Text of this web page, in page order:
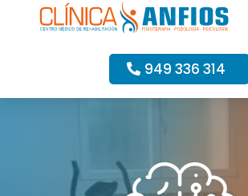
949 336 314